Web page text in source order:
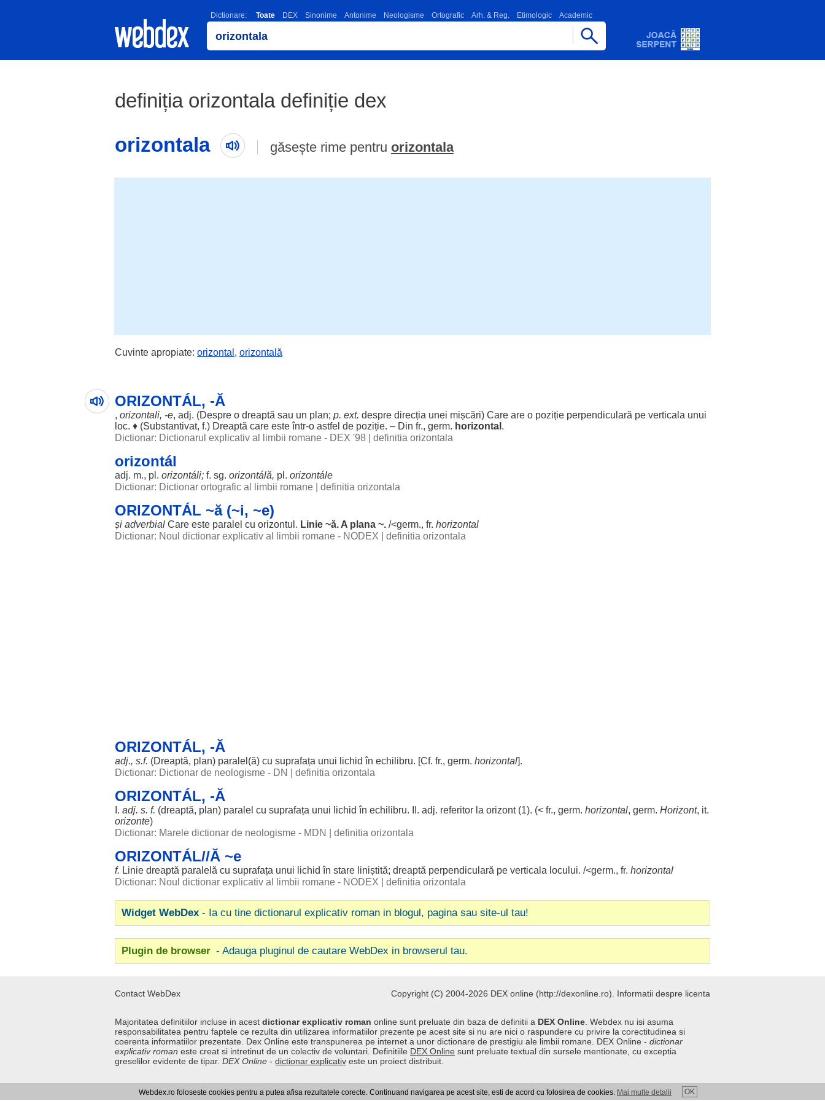
Dictionare: Toate DEX Sinonime Antonime Neologisme Ortografic Arh. & Reg. Etimologic Academic
definiția orizontala definiție dex
orizontala
găsește rime pentru orizontala
Cuvinte apropiate: orizontal , orizontală
ORIZONTÁL, -Ă
, orizontali, -e, adj. (Despre o dreaptă sau un plan; p. ext. despre direcția unei mișcări) Care are o poziție perpendiculară pe verticala unui
loc. ♦ (Substantivat, f.) Dreaptă care este într-o astfel de poziție. – Din fr., germ. horizontal .
Dictionar: Dictionarul explicativ al limbii romane - DEX '98
definitia orizontala
orizontál
adj. m., pl. orizontáli; f. sg. orizontálă, pl. orizontále
Dictionar: Dictionar ortografic al limbii romane
definitia orizontala
ORIZONTÁL ~ă (~i, ~e)
și adverbial Care este paralel cu orizontul . Linie ~ă. A plana ~. /<germ., fr. horizontal
Dictionar: Noul dictionar explicativ al limbii romane - NODEX
definitia orizontala
ORIZONTÁL, -Ă
adj., s.f. (Dreaptă, plan) paralel (ă) cu suprafața unui lichid în echilibru. [Cf. fr., germ. horizontal].
Dictionar: Dictionar de neologisme - DN
definitia orizontala
ORIZONTÁL, -Ă
I. adj. s. f. (dreaptă, plan) paralel cu suprafața unui lichid în echilibru. II. adj. referitor la orizont(1). (< fr., germ. horizontal, germ. Horizont, it.
orizonte)
Dictionar: Marele dictionar de neologisme - MDN
definitia orizontala
ORIZONTÁL//Ă ~e
f. Linie dreaptă paralelă cu suprafața unui lichid în stare liniștită; dreaptă perpendiculară pe verticala locului. /<germ., fr. horizontal
Dictionar: Noul dictionar explicativ al limbii romane - NODEX
definitia orizontala
Widget WebDex - Ia cu tine dictionarul explicativ roman in blogul, pagina sau site-ul tau!
Plugin de browser - Adauga pluginul de cautare WebDex in browserul tau.
Contact WebDex Copyright (C) 2004-2026 DEX online (http://dexonline.ro). Informatii despre licenta
Majoritatea definitiilor incluse in acest dictionar explicativ roman online sunt preluate din baza de definitii a DEX Online . Webdex nu isi asuma
responsabilitatea pentru faptele ce rezulta din utilizarea informatiilor prezente pe acest site si nu are nici o raspundere cu privire la corectitudinea si
coerenta informatiilor prezentate. Dex Online este transpunerea pe internet a unor dictionare de prestigiu ale limbii romane. DEX Online - dictionar
explicativ roman este creat si intretinut de un colectiv de voluntari. Definitiile DEX Online sunt preluate textual din sursele mentionate, cu exceptia
greselilor evidente de tipar. DEX Online - dictionar explicativ este un proiect distribuit.
Curs valutar|Kurs walut|Pret fier vechi
Webdex.ro foloseste cookies pentru a putea afisa rezultatele corecte. Continuand navigarea pe acest site, esti de acord cu folosirea de cookies. Mai multe detalii OK